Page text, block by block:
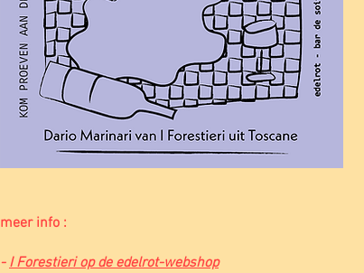
meer info :
-I Forestieri op de edelrot-webshop